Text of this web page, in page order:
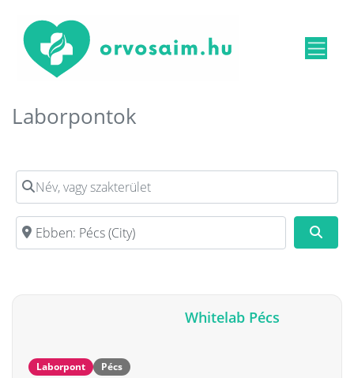
Laborpontok
Név, vagy szakterület
Irányítószám, vagy város
Whitelab Pécs
Laborpont Pécs